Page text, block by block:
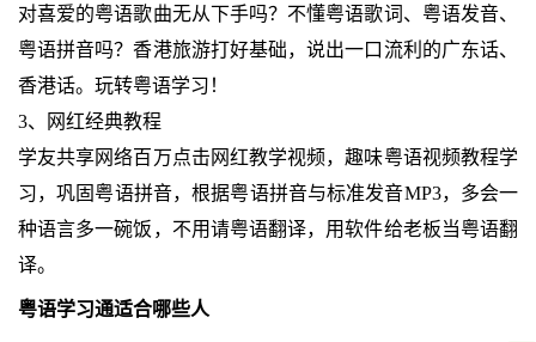
对喜爱的粤语歌曲无从下手吗？不懂粤语歌词、粤语发音、
粤语拼音吗？香港旅游打好基础，说出一口流利的广东话、
香港话。玩转粤语学习！
3、网红经典教程
学友共享网络百万点击网红教学视频，趣味粤语视频教程学
习，巩固粤语拼音，根据粤语拼音与标准发音MP3，多会一
种语言多一碗饭，不用请粤语翻译，用软件给老板当粤语翻
译。
粤语学习通适合哪些人